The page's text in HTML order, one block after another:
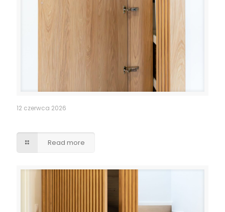
12 czerwca 2026
Read more